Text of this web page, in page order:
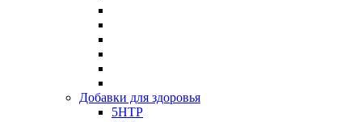
Добавки для здоровья
5HTP